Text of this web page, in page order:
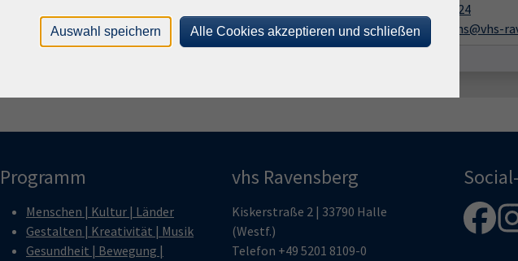
05201 8109-24
sandra.ulrichs@vhs-
Programm
Menschen | Kultur | Länder
Gestalten | Kreativität | Musik
Gesundheit | Bewegung |
vhs Ravensberg
Kiskerstraße 2 | 33790 Halle
(Westf.)
Telefon +49 5201 8109-0
Auswahl speichern Alle Cookies akzeptieren und schließen